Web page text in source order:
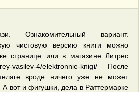
Ознакомительный вариант.
чистовую версию книги можно
странице или в магазине Литрес
vasilev-4/elektronnie-knigi/ После
вроде ничего уже не может
А вот и фигушки, дела в Раттермарке